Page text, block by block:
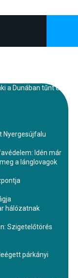
a Dunában tűnt el
Nyergesújfalu
Idén már
a lánglovagok
hálózatnak
Szigetelőtörés
párkányi